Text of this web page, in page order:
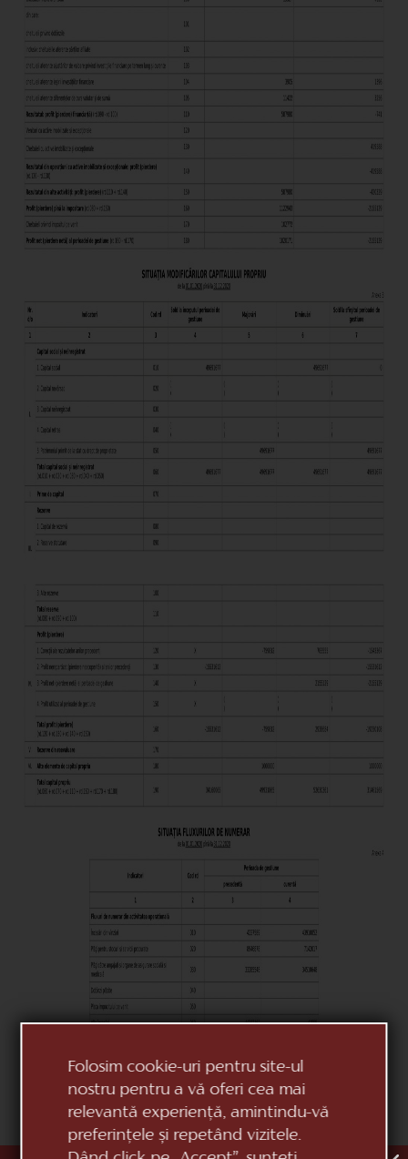
Folosim cookie-uri pentru site-ul
nostru pentru a vă oferi cea mai
relevantă experiență, amintindu-vă
preferințele și repetând vizitele.